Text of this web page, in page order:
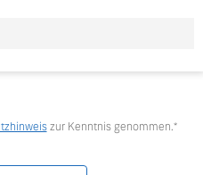
zur Kenntnis genommen.*